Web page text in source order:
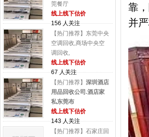
莞餐厅
线上线下估价
156 人关注
【热门推荐】东莞中央
空调回收,商场中央空
调回收,
线上线下估价
67 人关注
【热门推荐】 深圳酒店
用品回收公司.酒店家
私东莞布
线上线下估价
143 人关注
【热门推荐】石家庄回
靠
并